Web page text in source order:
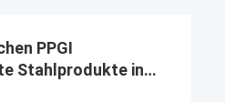
PPGI
Stahlprodukte in